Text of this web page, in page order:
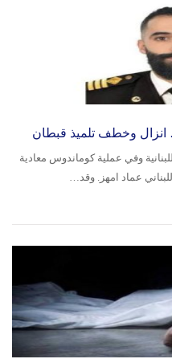
انزال وخطف تلميذ قبطان
وفي عملية كوماندوس معادية
عماد امهز. وقد…